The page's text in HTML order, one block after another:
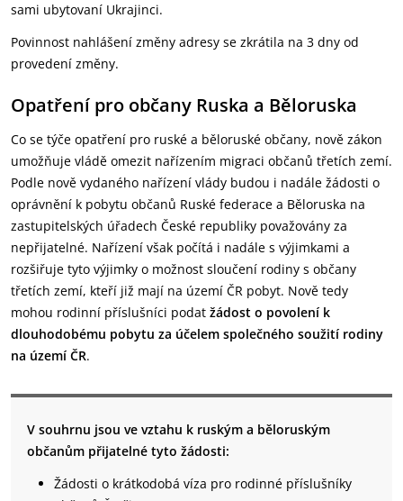
sami ubytovaní Ukrajinci.
Povinnost nahlášení změny adresy se zkrátila na 3 dny od
provedení změny.
Opatření pro občany Ruska a Běloruska
Co se týče opatření pro ruské a běloruské občany, nově zákon
umožňuje vládě omezit nařízením migraci občanů třetích zemí.
Podle nově vydaného nařízení vlády budou i nadále žádosti o
oprávnění k pobytu občanů Ruské federace a Běloruska na
zastupitelských úřadech České republiky považovány za
nepřijatelné. Nařízení však počítá i nadále s výjimkami a
rozšiřuje tyto výjimky o možnost sloučení rodiny s občany
třetích zemí, kteří již mají na území ČR pobyt. Nově tedy
mohou rodinní příslušníci podat žádost o povolení k
dlouhodobému pobytu za účelem společného soužití rodiny
na území ČR.
V souhrnu jsou ve vztahu k ruským a běloruským
občanům přijatelné tyto žádosti:
Žádosti o krátkodobá víza pro rodinné příslušníky